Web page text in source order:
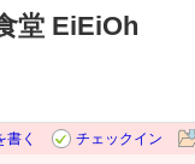
堂 EiEiOh
書く
チェックイン